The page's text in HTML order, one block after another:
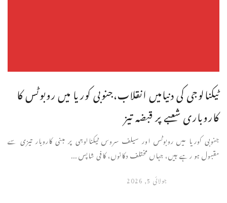
ٹیکنالوجی کی دنیامیں انقلاب،جنوبی کوریا میں روبوٹس کا
کاروباری شعبے پر قبضہ تیز
جنوبی کوریا میں روبوٹس اور سیلف سروس ٹیکنالوجی پر مبنی کاروبار تیزی سے
مقبول ہو رہے ہیں، جہاں مختلف دکانوں، کافی شاپس ...
جولائی 5, 2026